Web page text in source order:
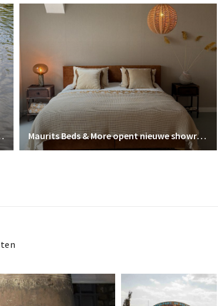
Breda Maurits Beds & More opent nieuwe showroom in Prinsenbeek – Profiteer van de verbouwingskorting!